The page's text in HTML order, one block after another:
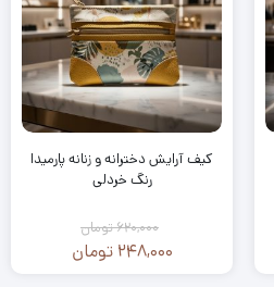
کیف آرایش دخترانه و زنانه پارمیدا
رنگ خردلی
620,000تومان
248,000 تومان